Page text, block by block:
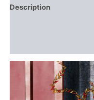
Description